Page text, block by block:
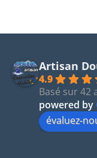
Artisan
4.9
Basé sur 42
powered by
évaluez-